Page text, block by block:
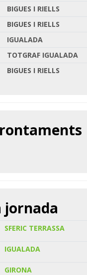
BIGUES I RIELLS
BIGUES I RIELLS
IGUALADA
TOTGRAF IGUALADA
BIGUES I RIELLS
SFERIC TERRASSA
IGUALADA
GIRONA